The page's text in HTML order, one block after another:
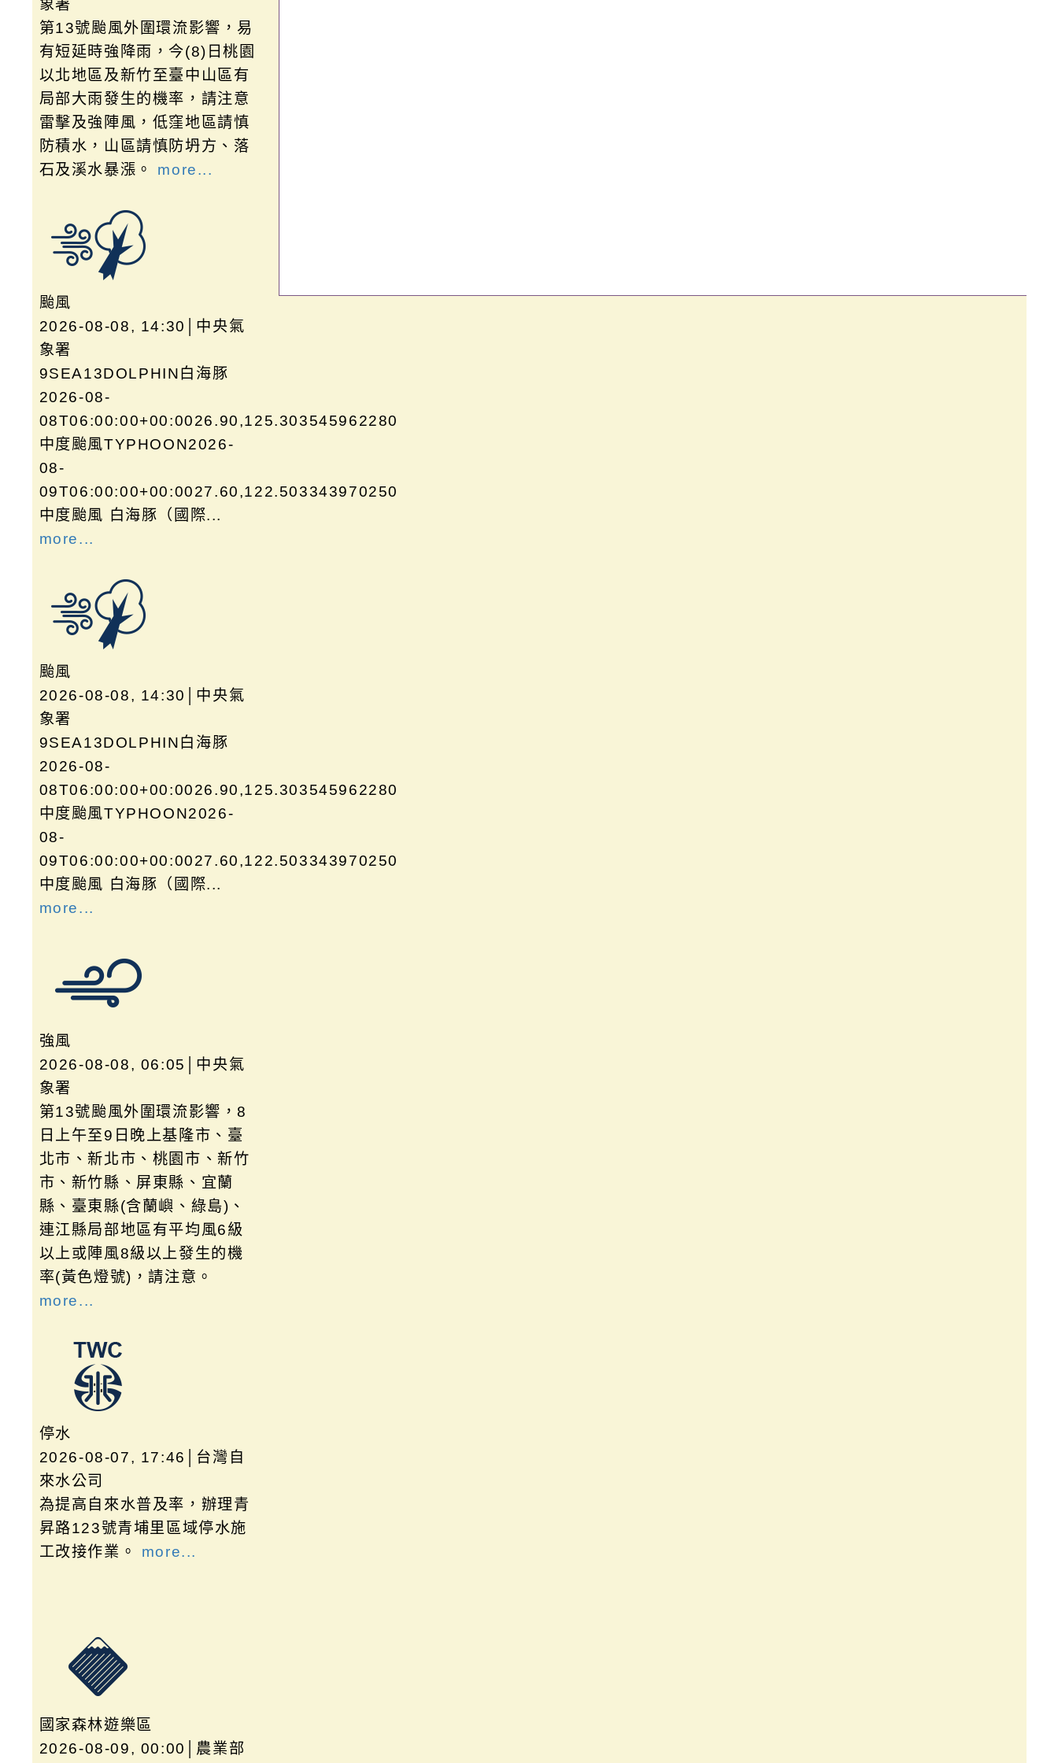
象署
第13號颱風外圍環流影響，易
有短延時強降雨，今(8)日桃園
以北地區及新竹至臺中山區有
局部大雨發生的機率，請注意
雷擊及強陣風，低窪地區請慎
防積水，山區請慎防坍方、落
石及溪水暴漲。 more...
颱風
2026-08-08, 14:30│中央氣
象署
9SEA13DOLPHIN白海豚
2026-08-
08T06:00:00+00:0026.90,125.303545962280
中度颱風TYPHOON2026-
08-
09T06:00:00+00:0027.60,122.503343970250
中度颱風 白海豚（國際...
more...
颱風
2026-08-08, 14:30│中央氣
象署
9SEA13DOLPHIN白海豚
2026-08-
08T06:00:00+00:0026.90,125.303545962280
中度颱風TYPHOON2026-
08-
09T06:00:00+00:0027.60,122.503343970250
中度颱風 白海豚（國際...
more...
強風
2026-08-08, 06:05│中央氣
象署
第13號颱風外圍環流影響，8
日上午至9日晚上基隆市、臺
北市、新北市、桃園市、新竹
市、新竹縣、屏東縣、宜蘭
縣、臺東縣(含蘭嶼、綠島)、
連江縣局部地區有平均風6級
以上或陣風8級以上發生的機
率(黃色燈號)，請注意。
more...
停水
2026-08-07, 17:46│台灣自
來水公司
為提高自來水普及率，辦理青
昇路123號青埔里區域停水施
工改接作業。 more...
國家森林遊樂區
2026-08-09, 00:00│農業部